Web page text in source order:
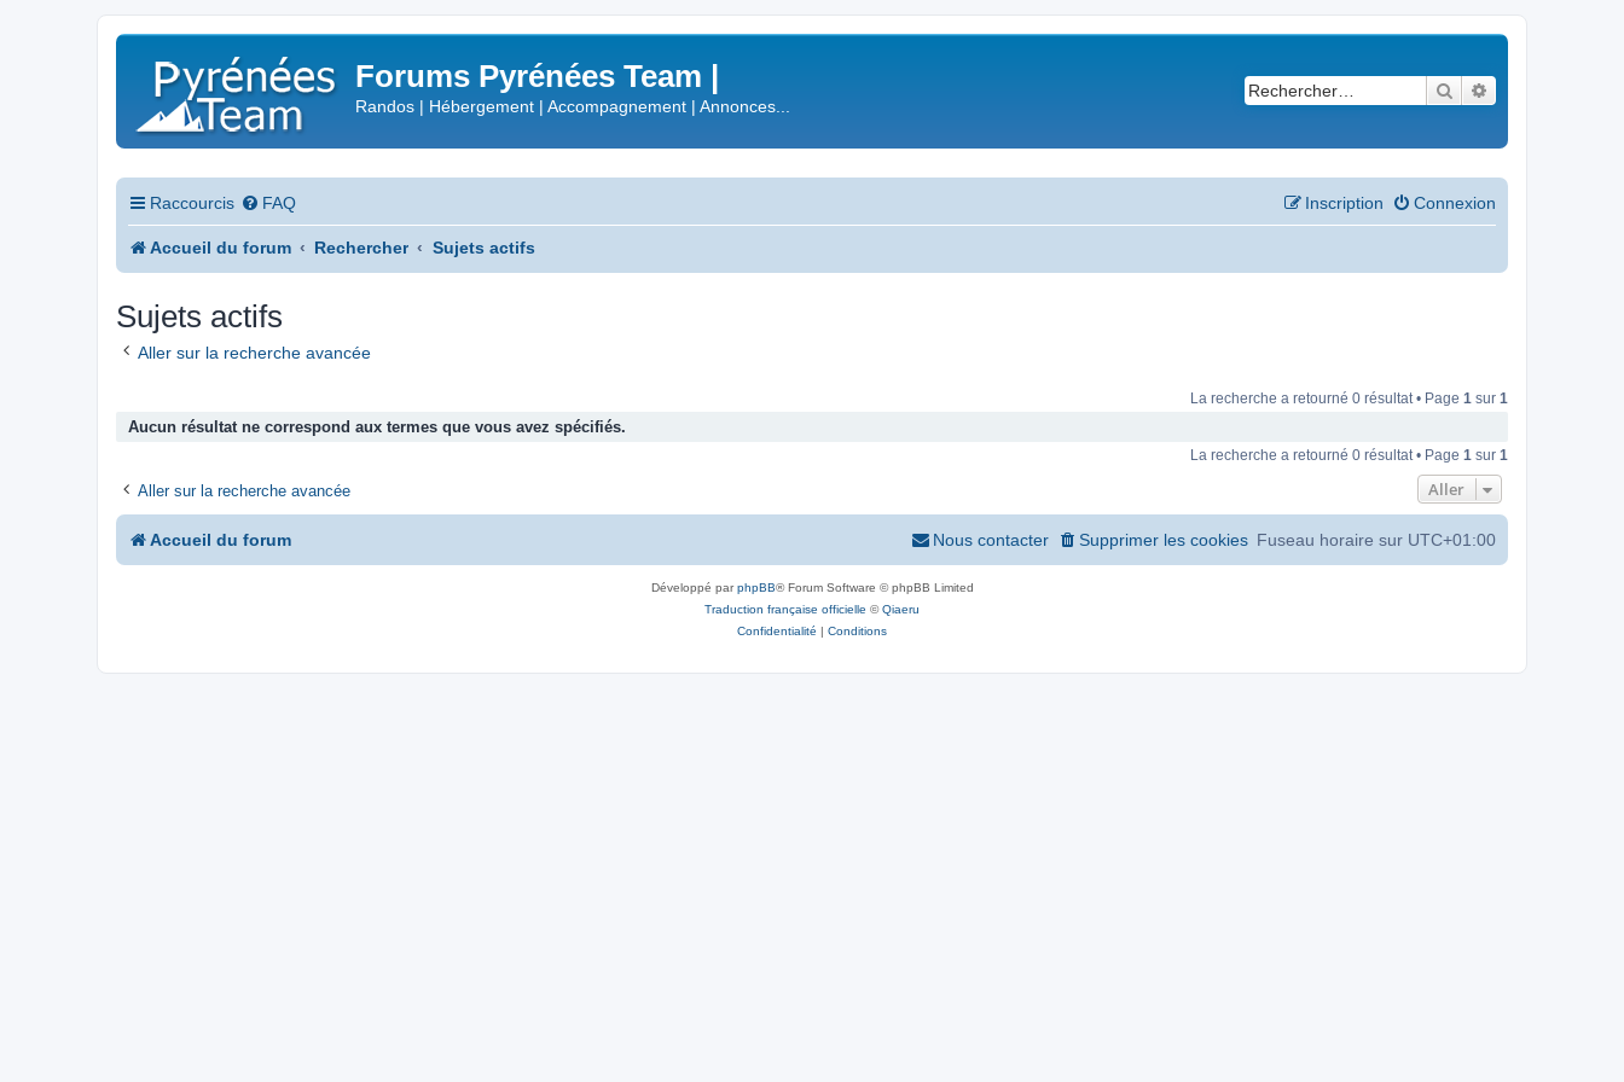
Forums Pyrénées Team |
Randos | Hébergement | Accompagnement | Annonces...
Rechercher
Raccourcis FAQ Connexion
Inscription
Accueil du forum Rechercher Sujets actifs
Sujets actifs
Aller sur la recherche avancée
La recherche a retourné 0 résultat • Page 1 sur 1
Aucun résultat ne correspond aux termes que vous avez spécifiés.
La recherche a retourné 0 résultat • Page 1 sur 1
Aller sur la recherche avancée Aller
Accueil du forum Fuseau horaire sur UTC+01:00
Supprimer les cookies
Nous contacter
Développé parphpBB® Forum Software © phpBB Limited
Traduction française officielle ©Qiaeru
Confidentialité | Conditions